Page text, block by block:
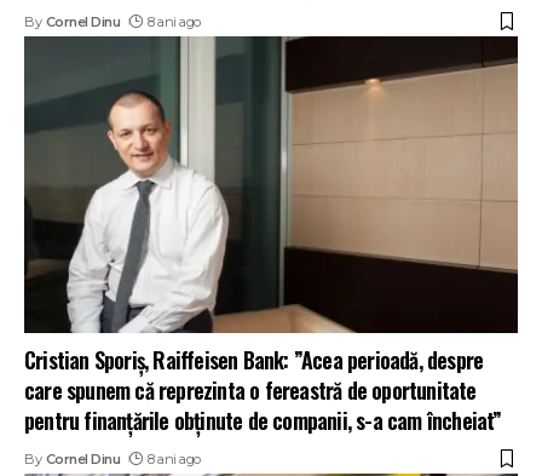
By Cornel Dinu 8 ani ago
Cristian Sporiș, Raiffeisen Bank: ”Acea perioadă, despre
care spunem că reprezinta o fereastră de oportunitate
pentru finanțările obținute de companii, s-a cam încheiat”
By Cornel Dinu 8 ani ago